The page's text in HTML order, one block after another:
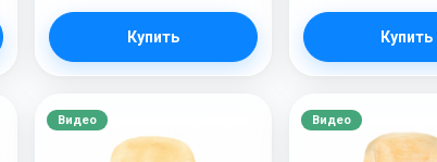
Купить Купить
Видео Видео